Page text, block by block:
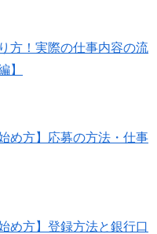
方！実際の仕事内容の流
】
め方】応募の方法・仕事
め方】登録方法と銀行口